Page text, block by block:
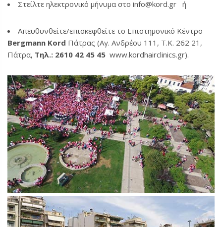
Στείλτε ηλεκτρονικό μήνυμα στο info@kord.gr ή
Απευθυνθείτε/επισκεφθείτε το Επιστημονικό Κέντρο
Bergmann Kord Πάτρας (Αγ. Ανδρέου 111, Τ.Κ. 262 21,
Πάτρα, Τηλ.: 2610 42 45 45 www.kordhairclinics.gr).